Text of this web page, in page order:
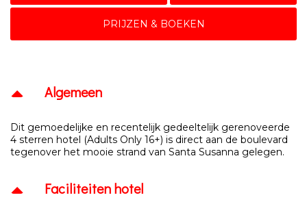
PRIJZEN & BOEKEN
Algemeen
Dit gemoedelijke en recentelijk gedeeltelijk gerenoveerde
4 sterren hotel (Adults Only 16+) is direct aan de boulevard
tegenover het mooie strand van Santa Susanna gelegen.
Faciliteiten hotel